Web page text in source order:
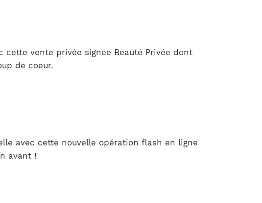
cette vente privée signée Beauté Privée dont
de coeur.
avec cette nouvelle opération flash en ligne
avant !